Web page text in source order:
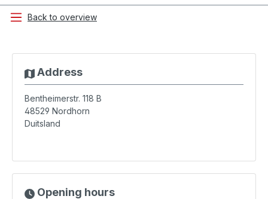
Back to overview
Address
Bentheimerstr. 118 B
48529 Nordhorn
Duitsland
Opening hours